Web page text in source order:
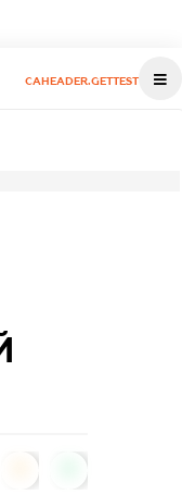
CAHEADER.GETTEST